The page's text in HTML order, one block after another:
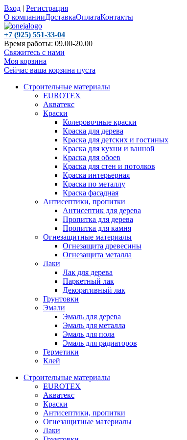
Вход | Регистрация
О компанииДоставкаОплатаКонтакты
+7 (925) 551-33-04
Время работы: 09.00-20.00
Свяжитесь с нами
Моя корзина
Сейчас ваша корзина пуста
Строительные материалы
EUROTEX
Акватекс
Краски
Колеровочные краски
Краска для дерева
Краска для детских и гостиных
Краска для кухни и ванной
Краска для обоев
Краска для стен и потолков
Краска интерьерная
Краска по металлу
Краска фасадная
Антисептики, пропитки
Антисептик для дерева
Пропитка для дерева
Пропитка для камня
Огнезащитные материалы
Огнезащита древесины
Огнезащита металла
Лаки
Лак для дерева
Паркетный лак
Декоративный лак
Грунтовки
Эмали
Эмаль для дерева
Эмаль для металла
Эмаль для пола
Эмаль для радиаторов
Герметики
Клей
Строительные материалы
EUROTEX
Акватекс
Краски
Антисептики, пропитки
Огнезащитные материалы
Лаки